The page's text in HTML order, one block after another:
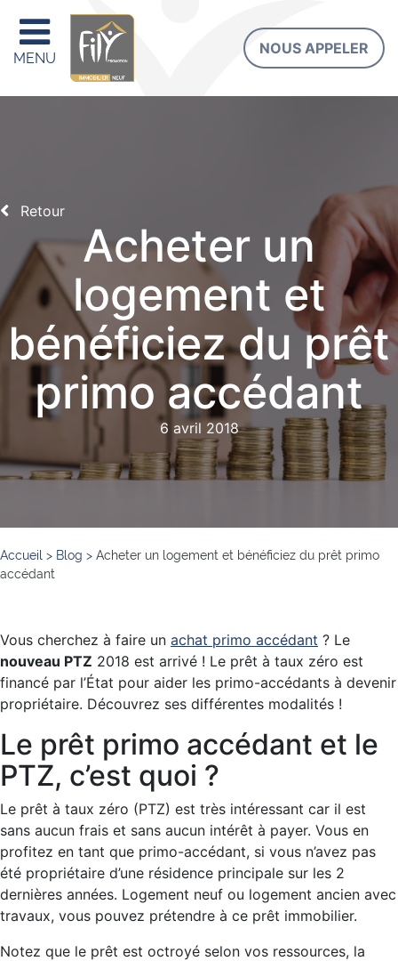
MENU
NOUS APPELER
Retour
Acheter un
logement et
bénéficiez du prêt
primo accédant
6 avril 2018
Accueil > Blog > Acheter un logement et bénéficiez du prêt primo
accédant
Vous cherchez à faire un achat primo accédant ? Le
nouveau PTZ 2018 est arrivé ! Le prêt à taux zéro est
financé par l’État pour aider les primo-accédants à devenir
propriétaire. Découvrez ses différentes modalités !
Le prêt primo accédant et le
PTZ, c’est quoi ?
Le prêt à taux zéro (PTZ) est très intéressant car il est
sans aucun frais et sans aucun intérêt à payer. Vous en
profitez en tant que primo-accédant, si vous n’avez pas
été propriétaire d’une résidence principale sur les 2
dernières années. Logement neuf ou logement ancien avec
travaux, vous pouvez prétendre à ce prêt immobilier.
Notez que le prêt est octroyé selon vos ressources, la